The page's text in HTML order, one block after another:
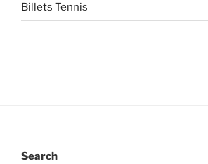
Billets Tennis
Search